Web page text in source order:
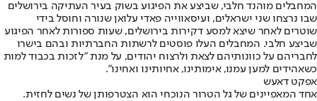
המחבלים מוהנד חלבי, שביצע את הפיגוע בשוק בעיר העתיקה בירושלים
שבו נרצחו שני ישראלים, ועיסאווייה פאדי עלואן שנורה וחוסל בידי
שוטרים לאחר שיצא למסע דקירות בירושלים, שעות ספורות לאחר הפיגוע
שביצע חלבי. המחבלים העלו פוסטים לרשתות החברתיות ובהם בישרו
לחבריהם על כוונותיהם לצאת ולרצוח יהודים, על מנת "לזכות בכבוד למות
כשאהידים למען עמנו, אימותינו, אחיותינו ואחינו".
אפקט דאעש
אחד המאפיינים של גל הטרור הנוכחי הוא הצטרפותן של נשים לחזית.